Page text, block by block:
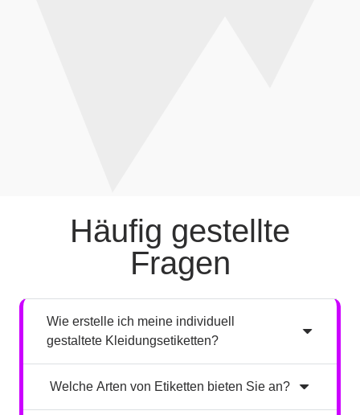
Häufig gestellte
Fragen
Wie erstelle ich meine individuell
gestaltete Kleidungsetiketten?
Welche Arten von Etiketten bieten Sie an?